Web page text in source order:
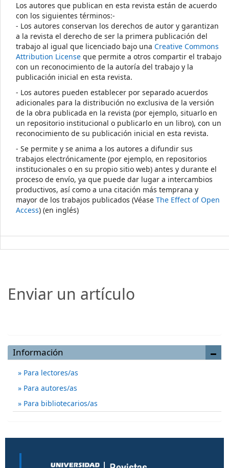
Los autores que publican en esta revista están de acuerdo
con los siguientes términos:-
- Los autores conservan los derechos de autor y garantizan
a la revista el derecho de ser la primera publicación del
trabajo al igual que licenciado bajo una Creative Commons
Attribution License que permite a otros compartir el trabajo
con un reconocimiento de la autoría del trabajo y la
publicación inicial en esta revista.
- Los autores pueden establecer por separado acuerdos
adicionales para la distribución no exclusiva de la versión
de la obra publicada en la revista (por ejemplo, situarlo en
un repositorio institucional o publicarlo en un libro), con un
reconocimiento de su publicación inicial en esta revista.
- Se permite y se anima a los autores a difundir sus
trabajos electrónicamente (por ejemplo, en repositorios
institucionales o en su propio sitio web) antes y durante el
proceso de envío, ya que puede dar lugar a intercambios
productivos, así como a una citación más temprana y
mayor de los trabajos publicados (Véase The Effect of Open
Access) (en inglés)
Enviar un artículo
Información
Para lectores/as
Para autores/as
Para bibliotecarios/as